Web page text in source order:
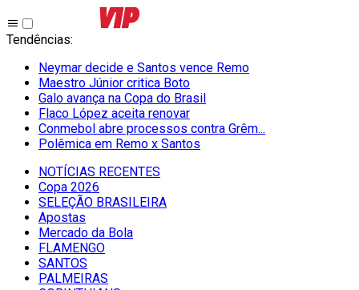
Tendências:
Neymar decide e Santos vence Remo
Maestro Júnior critica Boto
Galo avança na Copa do Brasil
Flaco López aceita renovar
Conmebol abre processos contra Grêm...
Polêmica em Remo x Santos
NOTÍCIAS RECENTES
Copa 2026
SELEÇÃO BRASILEIRA
Apostas
Mercado da Bola
FLAMENGO
SANTOS
PALMEIRAS